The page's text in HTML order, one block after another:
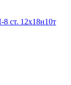
ст. 12х18н10т